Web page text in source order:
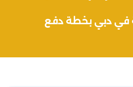
في دبي بخطة دفع